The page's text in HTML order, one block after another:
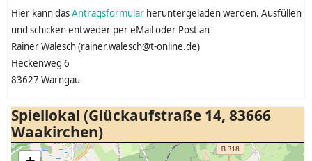
Hier kann dasAntragsformular heruntergeladen werden. Ausfüllen
und schicken entweder per eMail oder Post an
Rainer Walesch (rainer.walesch@t-online.de)
Heckenweg 6
83627 Warngau
Spiellokal (Glückaufstraße 14, 83666
Waakirchen)